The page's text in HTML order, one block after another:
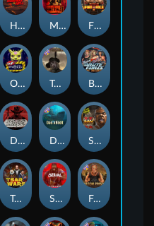
Dead, Dead, or Deader
Highway to Hell
Tsar Wars
Mental 2
San Quentin 2: Death Row
Outsourced Brute Force: Alien Onslaught
Tombstone RIP
Fire In The Hole xBomb
Folsom Prison
Das xBoot
Serial